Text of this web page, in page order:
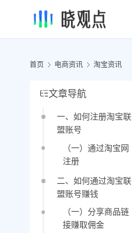
首页 电商资讯 淘宝资讯
文章导航
一、如何注册淘宝联
盟账号
（一）通过淘宝网
注册
二、如何通过淘宝联
盟账号赚钱
（一）分享商品链
接赚取佣金